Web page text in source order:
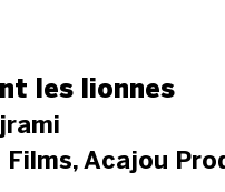
les lionnes
Acajou